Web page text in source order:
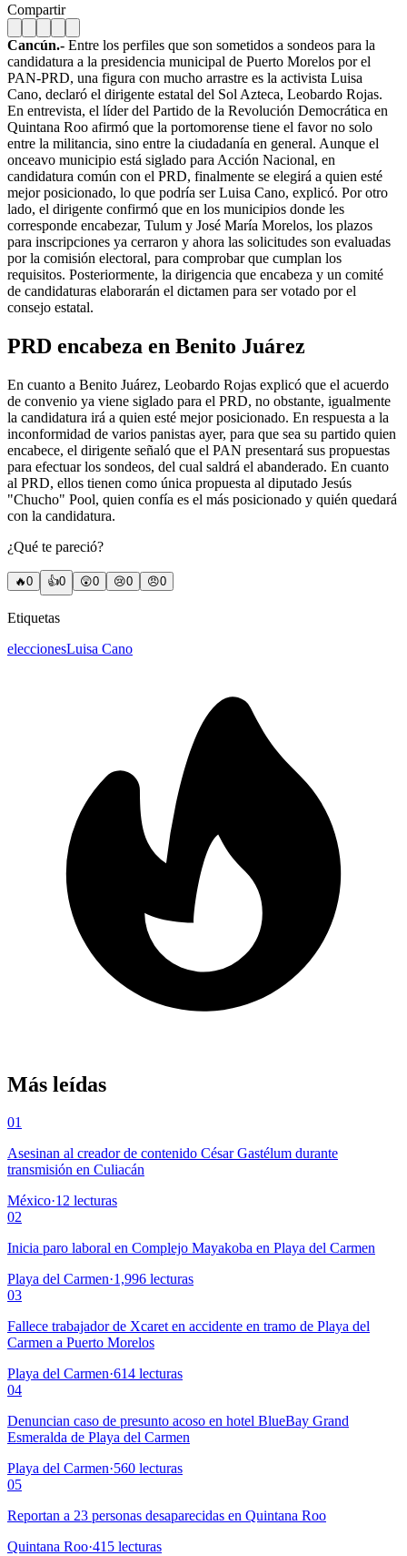
Compartir
Cancún.- Entre los perfiles que son sometidos a sondeos para la
candidatura a la presidencia municipal de Puerto Morelos por el
PAN-PRD, una figura con mucho arrastre es la activista Luisa
Cano, declaró el dirigente estatal del Sol Azteca, Leobardo Rojas.
En entrevista, el líder del Partido de la Revolución Democrática en
Quintana Roo afirmó que la portomorense tiene el favor no solo
entre la militancia, sino entre la ciudadanía en general. Aunque el
onceavo municipio está siglado para Acción Nacional, en
candidatura común con el PRD, finalmente se elegirá a quien esté
mejor posicionado, lo que podría ser Luisa Cano, explicó. Por otro
lado, el dirigente confirmó que en los municipios donde les
corresponde encabezar, Tulum y José María Morelos, los plazos
para inscripciones ya cerraron y ahora las solicitudes son evaluadas
por la comisión electoral, para comprobar que cumplan los
requisitos. Posteriormente, la dirigencia que encabeza y un comité
de candidaturas elaborarán el dictamen para ser votado por el
consejo estatal.
PRD encabeza en Benito Juárez
En cuanto a Benito Juárez, Leobardo Rojas explicó que el acuerdo
de convenio ya viene siglado para el PRD, no obstante, igualmente
la candidatura irá a quien esté mejor posicionado. En respuesta a la
inconformidad de varios panistas ayer, para que sea su partido quien
encabece, el dirigente señaló que el PAN presentará sus propuestas
para efectuar los sondeos, del cual saldrá el abanderado. En cuanto
al PRD, ellos tienen como única propuesta al diputado Jesús
"Chucho" Pool, quien confía es el más posicionado y quién quedará
con la candidatura.
¿Qué te pareció?
🔥0 👍0 😲0 😢0 😠0
Etiquetas
eleccionesLuisa Cano
Más leídas
01
Asesinan al creador de contenido César Gastélum durante
transmisión en Culiacán
México·12 lecturas
02
Inicia paro laboral en Complejo Mayakoba en Playa del Carmen
Playa del Carmen·1,996 lecturas
03
Fallece trabajador de Xcaret en accidente en tramo de Playa del
Carmen a Puerto Morelos
Playa del Carmen·614 lecturas
04
Denuncian caso de presunto acoso en hotel BlueBay Grand
Esmeralda de Playa del Carmen
Playa del Carmen·560 lecturas
05
Reportan a 23 personas desaparecidas en Quintana Roo
Quintana Roo·415 lecturas